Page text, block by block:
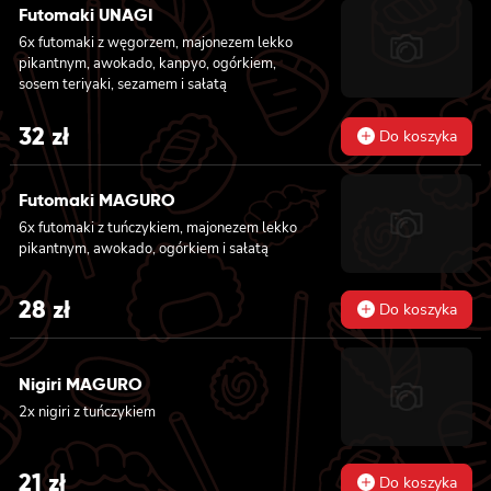
Futomaki UNAGI
6x futomaki z węgorzem, majonezem lekko
pikantnym, awokado, kanpyo, ogórkiem,
sosem teriyaki, sezamem i sałatą
32zł Do koszyka
Futomaki MAGURO
6x futomaki z tuńczykiem, majonezem lekko
pikantnym, awokado, ogórkiem i sałatą
28zł Do koszyka
Nigiri MAGURO
2x nigiri z tuńczykiem
21zł Do koszyka